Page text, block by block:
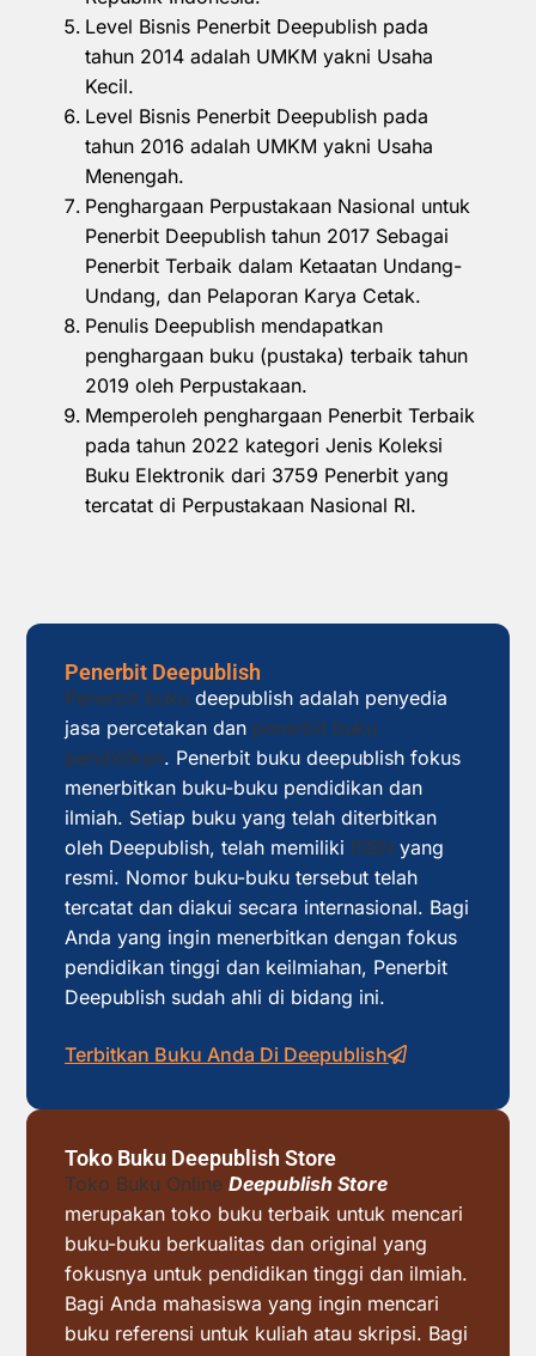
Level Bisnis Penerbit Deepublish pada
tahun 2014 adalah UMKM yakni Usaha
Kecil.
Level Bisnis Penerbit Deepublish pada
tahun 2016 adalah UMKM yakni Usaha
Menengah.
Penghargaan Perpustakaan Nasional untuk
Penerbit Deepublish tahun 2017 Sebagai
Penerbit Terbaik dalam Ketaatan Undang-
Undang, dan Pelaporan Karya Cetak.
Penulis Deepublish mendapatkan
penghargaan buku (pustaka) terbaik tahun
2019 oleh Perpustakaan.
Memperoleh penghargaan Penerbit Terbaik
pada tahun 2022 kategori Jenis Koleksi
Buku Elektronik dari 3759 Penerbit yang
tercatat di Perpustakaan Nasional RI.
Penerbit Deepublish
Penerbit buku deepublish adalah penyedia
jasa percetakan dan penerbit buku
pendidikan. Penerbit buku deepublish fokus
menerbitkan buku-buku pendidikan dan
ilmiah. Setiap buku yang telah diterbitkan
oleh Deepublish, telah memiliki ISBN yang
resmi. Nomor buku-buku tersebut telah
tercatat dan diakui secara internasional. Bagi
Anda yang ingin menerbitkan dengan fokus
pendidikan tinggi dan keilmiahan, Penerbit
Deepublish sudah ahli di bidang ini.
Terbitkan Buku Anda Di Deepublish
Toko Buku Deepublish Store
Toko Buku Online Deepublish Store
merupakan toko buku terbaik untuk mencari
buku-buku berkualitas dan original yang
fokusnya untuk pendidikan tinggi dan ilmiah.
Bagi Anda mahasiswa yang ingin mencari
buku referensi untuk kuliah atau skripsi. Bagi